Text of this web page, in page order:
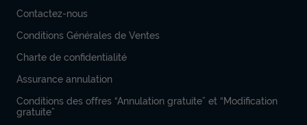
Contactez-nous
Conditions Générales de Ventes
Charte de confidentialité
Assurance annulation
Conditions des offres “Annulation gratuite” et “Modification
gratuite”